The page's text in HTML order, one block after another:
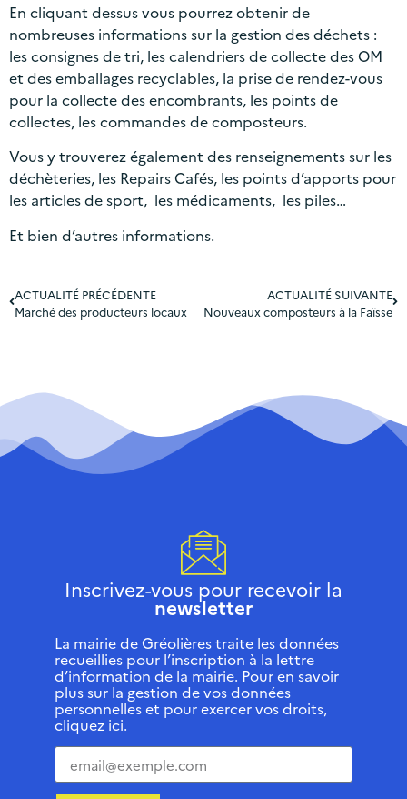
En cliquant dessus vous pourrez obtenir de
nombreuses informations sur la gestion des déchets :
les consignes de tri, les calendriers de collecte des OM
et des emballages recyclables, la prise de rendez-vous
pour la collecte des encombrants, les points de
collectes, les commandes de composteurs.
Vous y trouverez également des renseignements sur les
déchèteries, les Repairs Cafés, les points d’apports pour
les articles de sport, les médicaments, les piles…
Et bien d’autres informations.
ACTUALITÉ PRÉCÉDENTE
Marché des producteurs locaux
ACTUALITÉ SUIVANTE
Nouveaux composteurs à la Faïsse
Inscrivez-vous pour recevoir la
newsletter
La mairie de Gréolières traite les données
recueillies pour l’inscription à la lettre
d’information de la mairie. Pour en savoir
plus sur la gestion de vos données
personnelles et pour exercer vos droits,
cliquez ici.